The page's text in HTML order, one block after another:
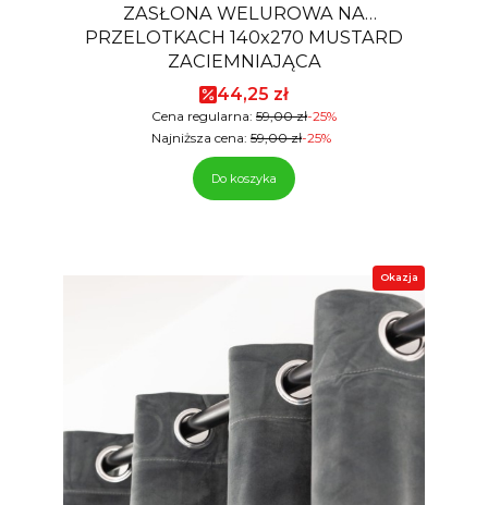
ZASŁONA WELUROWA NA
PRZELOTKACH 140x270 MUSTARD
ZACIEMNIAJĄCA
Cena promocyjna
44,25 zł
Cena regularna: 59,00 zł-25%
Najniższa cena: 59,00 zł-25%
Do koszyka
Okazja